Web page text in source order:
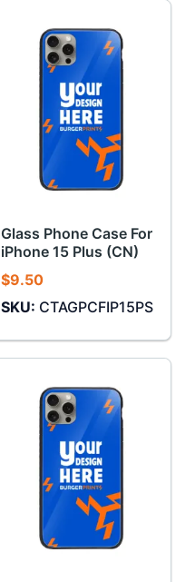
Glass Phone Case For
iPhone 15 Plus (CN)
$9.50
SKU: CTAGPCFIP15PS